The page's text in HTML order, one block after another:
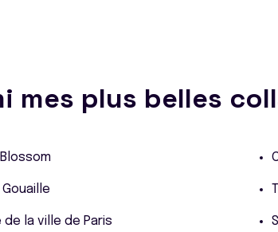
mes plus belles
Gouaille
la ville de Paris